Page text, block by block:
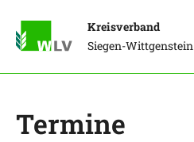
Kreisverband
Siegen-Wittgenstein
Termine